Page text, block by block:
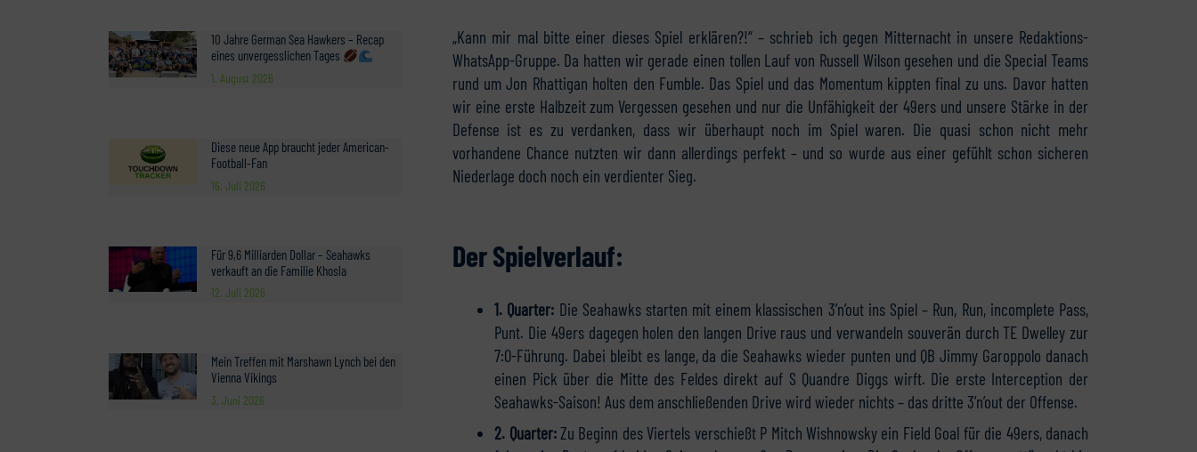
10 Jahre German Sea Hawkers – Recap
eines unvergesslichen Tages
1. August 2026
Diese neue App braucht jeder American-
Football-Fan
16. Juli 2026
Für 9,6 Milliarden Dollar – Seahawks
verkauft an die Familie Khosla
12. Juli 2026
Mein Treffen mit Marshawn Lynch bei den
Vienna Vikings
3. Juni 2026
„Kann mir mal bitte einer dieses Spiel erklären?!“ – schrieb ich gegen Mitternacht in unsere Redaktions-
WhatsApp-Gruppe. Da hatten wir gerade einen tollen Lauf von Russell Wilson gesehen und die Special Teams
rund um Jon Rhattigan holten den Fumble. Das Spiel und das Momentum kippten final zu uns. Davor hatten
wir eine erste Halbzeit zum Vergessen gesehen und nur die Unfähigkeit der 49ers und unsere Stärke in der
Defense ist es zu verdanken, dass wir überhaupt noch im Spiel waren. Die quasi schon nicht mehr
vorhandene Chance nutzten wir dann allerdings perfekt – und so wurde aus einer gefühlt schon sicheren
Niederlage doch noch ein verdienter Sieg.
Der Spielverlauf:
1. Quarter: Die Seahawks starten mit einem klassischen 3’n’out ins Spiel – Run, Run, incomplete Pass,
Punt. Die 49ers dagegen holen den langen Drive raus und verwandeln souverän durch TE Dwelley zur
7:0-Führung. Dabei bleibt es lange, da die Seahawks wieder punten und QB Jimmy Garoppolo danach
einen Pick über die Mitte des Feldes direkt auf S Quandre Diggs wirft. Die erste Interception der
Seahawks-Saison! Aus dem anschließenden Drive wird wieder nichts – das dritte 3’n’out der Offense.
2. Quarter:Zu Beginn des Viertels verschießt P Mitch Wishnowsky ein Field Goal für die 49ers, danach